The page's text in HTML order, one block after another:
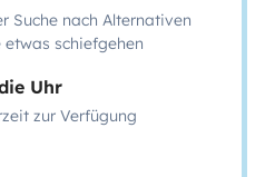
Suche nach Alternativen
schiefgehen
Uhr
zur Verfügung